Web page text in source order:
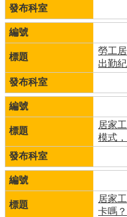
勞工
出勤
居家
模式
居家
卡嗎？